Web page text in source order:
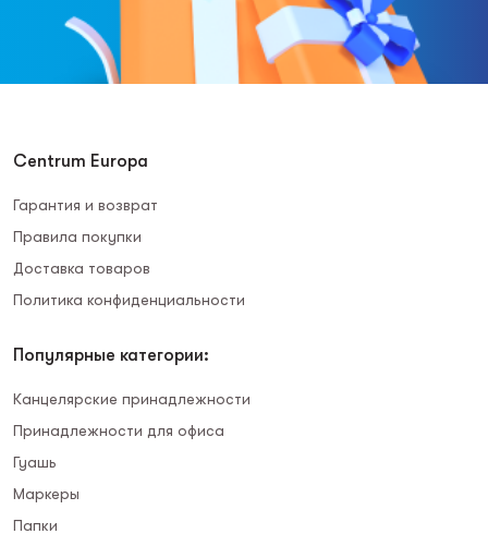
Centrum Europa
Гарантия и возврат
Правила покупки
Доставка товаров
Политика конфиденциальности
Популярные категории:
Канцелярские принадлежности
Принадлежности для офиса
Гуашь
Маркеры
Папки